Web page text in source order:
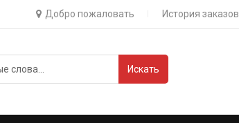
Добро пожаловать История заказов
Искать